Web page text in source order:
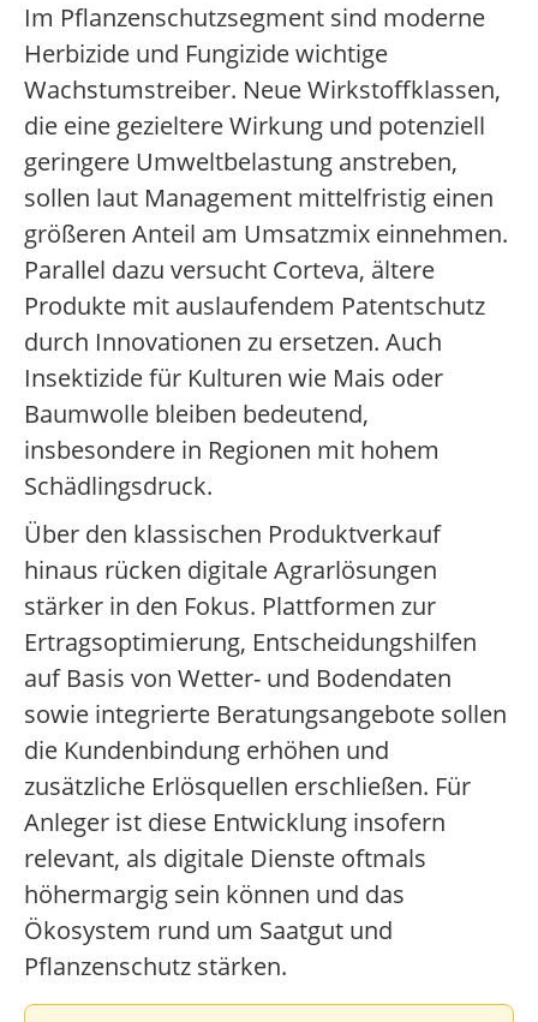
Im Pflanzenschutzsegment sind moderne
Herbizide und Fungizide wichtige
Wachstumstreiber. Neue Wirkstoffklassen,
die eine gezieltere Wirkung und potenziell
geringere Umweltbelastung anstreben,
sollen laut Management mittelfristig einen
größeren Anteil am Umsatzmix einnehmen.
Parallel dazu versucht Corteva, ältere
Produkte mit auslaufendem Patentschutz
durch Innovationen zu ersetzen. Auch
Insektizide für Kulturen wie Mais oder
Baumwolle bleiben bedeutend,
insbesondere in Regionen mit hohem
Schädlingsdruck.
Über den klassischen Produktverkauf
hinaus rücken digitale Agrarlösungen
stärker in den Fokus. Plattformen zur
Ertragsoptimierung, Entscheidungshilfen
auf Basis von Wetter- und Bodendaten
sowie integrierte Beratungsangebote sollen
die Kundenbindung erhöhen und
zusätzliche Erlösquellen erschließen. Für
Anleger ist diese Entwicklung insofern
relevant, als digitale Dienste oftmals
höhermargig sein können und das
Ökosystem rund um Saatgut und
Pflanzenschutz stärken.